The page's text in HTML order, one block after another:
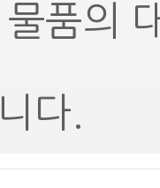
물품의
다.